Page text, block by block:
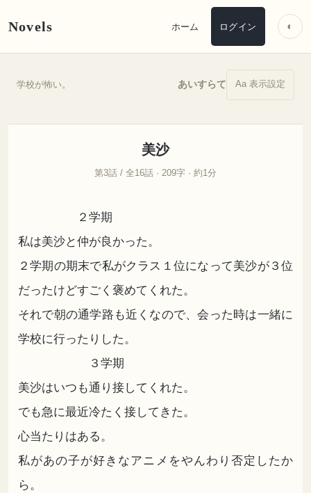
Novels ホーム ログイン ◐
学校が怖い。 あいすらて Aa 表示設定
美沙
第3話 / 全16話 · 209字 · 約1分
２学期
私は美沙と仲が良かった。
２学期の期末で私がクラス１位になって美沙が３位
だったけどすごく褒めてくれた。
それで朝の通学路も近くなので、会った時は一緒に
学校に行ったりした。
３学期
美沙はいつも通り接してくれた。
でも急に最近冷たく接してきた。
心当たりはある。
私があの子が好きなアニメをやんわり否定したか
ら。